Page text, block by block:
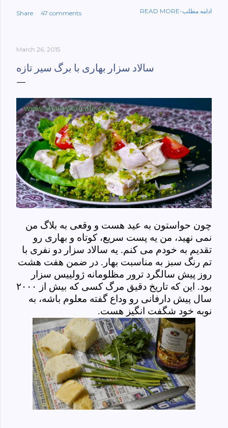
walls. This book aims at constructing a bridge between
York-culinary-cultures-
ebook/dp/B0861H47GS/ref=sr_1_1?
dchild=1&keywords=tehran+to+new+york&qid=158481093
Share 47 comments READ MORE-ادامه مطلب
March 26, 2015
سالاد سزار بهاری با برگ سیر تازه
چون حواستون به عید هست و وقعی به بلاگ من
نمی نهید، من یه پست سریع، کوتاه و بهاری رو
تقدیم به خودم می کنم. یه سالاد سزار دو نفری با
تم رنگ سبز به مناسبت بهار. در ضمن هفت هشت
روز پیش سالگرد ترور مظلومانه ژولییس سزار
بود. این که تاریخ دقیق مرگ کسی که بیش از ۲۰۰۰
سال پیش دارفانی رو وداع گفته معلوم باشه، به
نوبه خود شگفت انگیز هست.